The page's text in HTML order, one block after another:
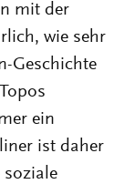
mit der
wie sehr
Geschichte
ein
ist daher
soziale